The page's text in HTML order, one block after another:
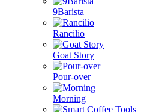
9Barista
Rancilio
Goat Story
Pour-over
Morning